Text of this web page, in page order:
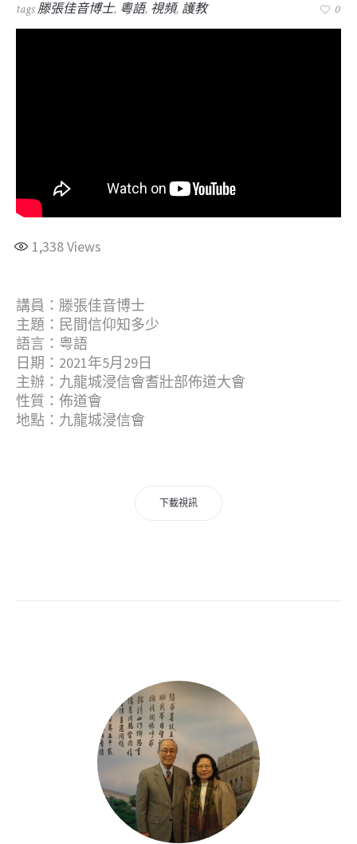
tags滕張佳音博士, 粵語, 視頻, 護教 0
1,338Views
講員：滕張佳音博士
主題：民間信仰知多少
語言：粤語
日期：2021年5月29日
主辦：九龍城浸信會耆壯部佈道大會
性質：佈道會
地點：九龍城浸信會
下載視訊